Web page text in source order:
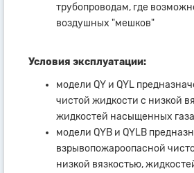
трубопроводам, где
воздушных "мешков"
Условия эксплуатации:
модели QY и QYL
чистой жидкости с низкой
жидкостей насыщенных
модели QYВ и QYLВ
взрывопожароопасной
низкой вязкостью,